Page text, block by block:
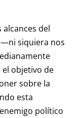
del
siquiera nos
el objetivo de
sobre la
esta
político